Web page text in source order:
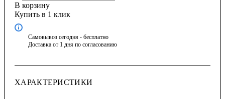
В корзину
Купить в 1 клик
Самовывоз сегодня - бесплатно
Доставка от 1 дня по согласованию
ХАРАКТЕРИСТИКИ